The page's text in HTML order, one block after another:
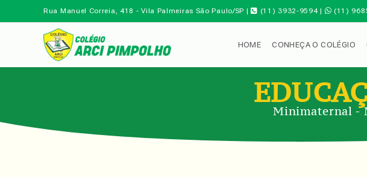
Rua Manuel Correia, 418 - Vila Palmeiras São Paulo/SP | (11) 3932-9594 | (11)
HOME CONHEÇA O COLÉGIO
Minimaternal -